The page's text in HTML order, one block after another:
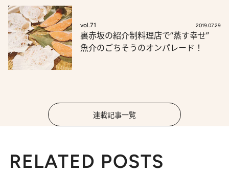
vol.71 2019.07.29
裏赤坂の紹介制料理店で“蒸す幸せ”
魚介のごちそうのオンパレード！
連載記事一覧
RELATED POSTS